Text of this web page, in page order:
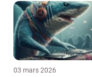
03 mars 2026